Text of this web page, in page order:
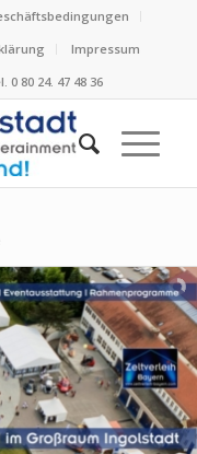
Impressum
80 24. 47 48 36